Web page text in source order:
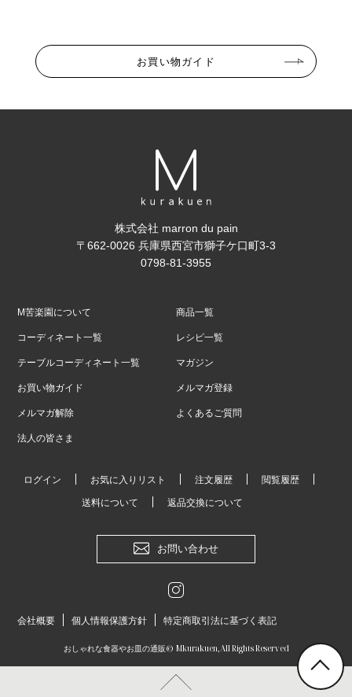
お買い物ガイド
株式会社 marron du pain
〒662-0026 兵庫県西宮市獅子ケ口町3-3
0798-81-3955
M苦楽園について 商品一覧
コーディネート一覧 レシピ一覧
テーブルコーディネート一覧 マガジン
お買い物ガイド メルマガ登録
メルマガ解除 よくあるご質問
法人の皆さま
ログイン お気に入りリスト 注文履歴 閲覧履歴
送料について 返品交換について
お問い合わせ
会社概要 個人情報保護方針 特定商取引法に基づく表記
おしゃれな食器やお皿の通販© Mkurakuen,All Rights Reserved